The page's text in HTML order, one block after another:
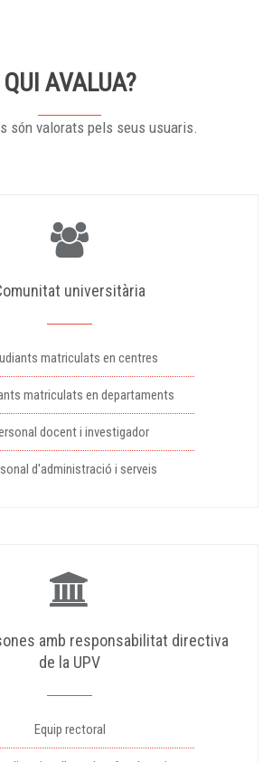
QUI AVALUA?
són valorats pels seus usuaris.
universitària
matriculats en centres
matriculats en departaments
docent i investigador
d'administració i serveis
amb responsabilitat directiva
de la UPV
Equip rectoral